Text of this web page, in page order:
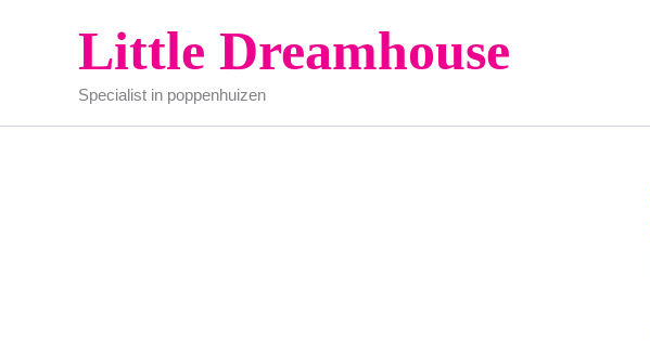
Little Dreamhouse
Specialist in poppenhuizen